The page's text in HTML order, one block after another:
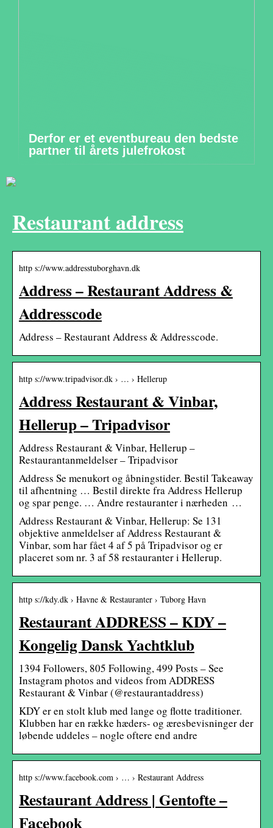
Derfor er et eventbureau den bedste
partner til årets julefrokost
Restaurant address
http s://www.addresstuborghavn.dk
Address – Restaurant Address &
Addresscode
Address – Restaurant Address & Addresscode.
http s://www.tripadvisor.dk › … › Hellerup
Address Restaurant & Vinbar,
Hellerup – Tripadvisor
Address Restaurant & Vinbar, Hellerup –
Restaurantanmeldelser – Tripadvisor
Address Se menukort og åbningstider. Bestil Takeaway
til afhentning … Bestil direkte fra Address Hellerup
og spar penge. … Andre restauranter i nærheden …
Address Restaurant & Vinbar, Hellerup: Se 131
objektive anmeldelser af Address Restaurant &
Vinbar, som har fået 4 af 5 på Tripadvisor og er
placeret som nr. 3 af 58 restauranter i Hellerup.
http s://kdy.dk › Havne & Restauranter › Tuborg Havn
Restaurant ADDRESS – KDY –
Kongelig Dansk Yachtklub
1394 Followers, 805 Following, 499 Posts – See
Instagram photos and videos from ADDRESS
Restaurant & Vinbar (@restaurantaddress)
KDY er en stolt klub med lange og flotte traditioner.
Klubben har en række hæders- og æresbevisninger der
løbende uddeles – nogle oftere end andre
http s://www.facebook.com › … › Restaurant Address
Restaurant Address | Gentofte –
Facebook